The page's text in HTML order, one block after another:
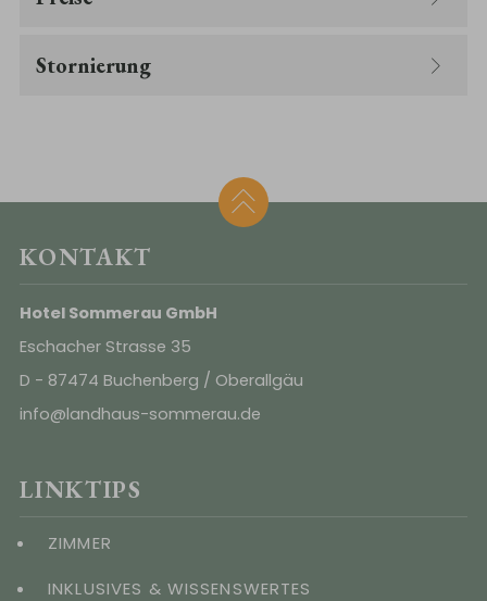
Stornierung
KONTAKT
Hotel Sommerau GmbH
Eschacher Strasse 35
D - 87474 Buchenberg / Oberallgäu
info@landhaus-sommerau.de
LINKTIPS
ZIMMER
INKLUSIVES & WISSENSWERTES